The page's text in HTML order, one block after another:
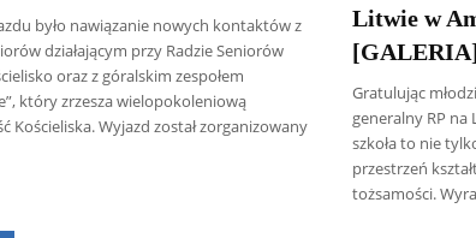
było nawiązanie nowych kontaktów z
działającym przy Radzie Seniorów
oraz z góralskim zespołem
który zrzesza wielopokoleniową
Kościeliska. Wyjazd został zorganizowany
Litwie w
Gratulując
generalny RP na
szkoła to nie
przestrzeń
tożsamości.
Antoni Radczenko Artur